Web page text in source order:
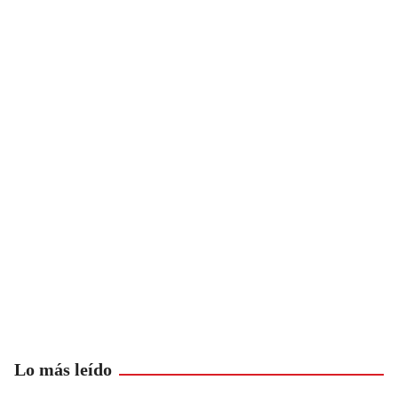
Lo más leído